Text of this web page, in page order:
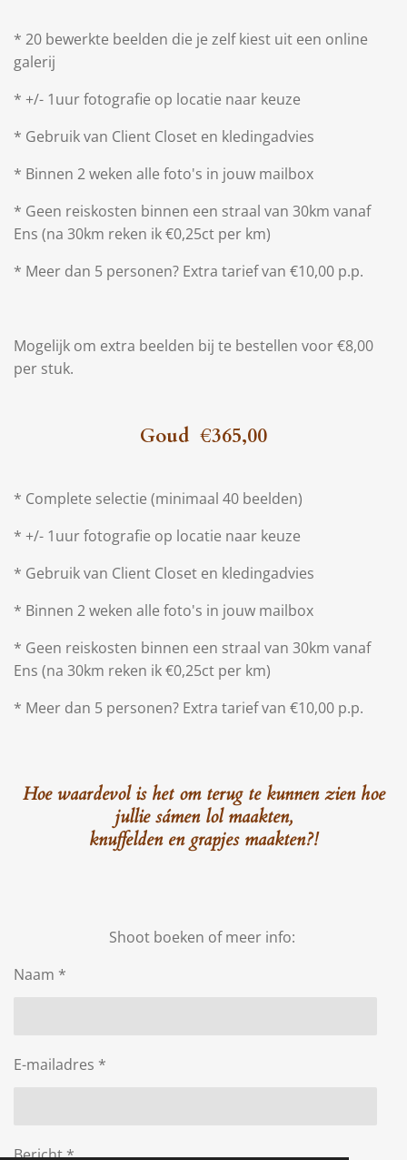
* 20 bewerkte beelden die je zelf kiest uit een online
galerij
* +/- 1uur fotografie op locatie naar keuze
* Gebruik van Client Closet en kledingadvies
* Binnen 2 weken alle foto's in jouw mailbox
* Geen reiskosten binnen een straal van 30km vanaf
Ens (na 30km reken ik €0,25ct per km)
* Meer dan 5 personen? Extra tarief van €10,00 p.p.
Mogelijk om extra beelden bij te bestellen voor €8,00
per stuk.
Goud €365,00
* Complete selectie (minimaal 40 beelden)
* +/- 1uur fotografie op locatie naar keuze
* Gebruik van Client Closet en kledingadvies
* Binnen 2 weken alle foto's in jouw mailbox
* Geen reiskosten binnen een straal van 30km vanaf
Ens (na 30km reken ik €0,25ct per km)
* Meer dan 5 personen? Extra tarief van €10,00 p.p.
Hoewaardevolis het om terug te kunnen zien hoe
julliesámenlol maakten,
knuffelden en grapjes maakten?!
Shoot boeken of meer info:
Naam *
E-mailadres *
Bericht *